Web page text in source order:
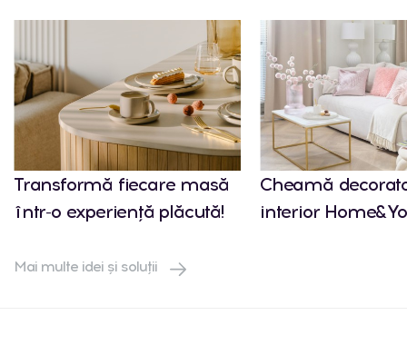
Transformă fiecare masă
într-o experiență plăcută!
Cheamă
interior
Mai multe idei și soluții